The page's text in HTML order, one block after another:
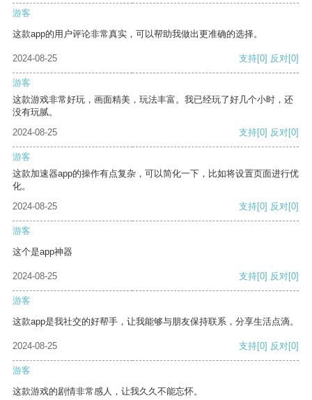
游客
这款app的用户评论非常真实，可以帮助我做出更准确的选择。
2024-08-25 支持[0] 反对[0]
游客
这款游戏非常好玩，画面精美，玩法丰富。我已经玩了好几个小时，还
没有玩腻。
2024-08-25
支持[0] 反对[0]
游客
这款加速器app的操作有点复杂，可以简化一下，比如将设置页面进行优
化。
2024-08-25
支持[0] 反对[0]
游客
这个是app神器
2024-08-25 支持[0] 反对[0]
游客
这款app是我社交的好帮手，让我能够与朋友保持联系，分享生活点滴。
2024-08-25 支持[0] 反对[0]
游客
这款游戏的剧情非常感人，让我久久不能忘怀。